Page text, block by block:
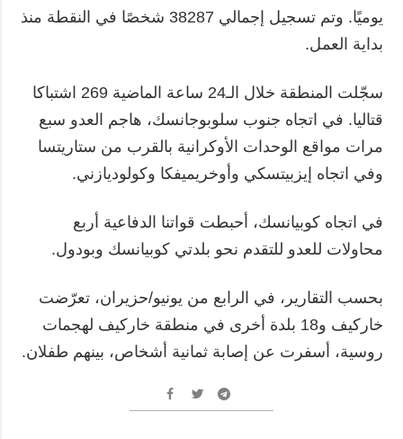
يوميًا. وتم تسجيل إجمالي 38287 شخصًا في النقطة منذ
بداية العمل.
سجّلت المنطقة خلال الـ24 ساعة الماضية 269 اشتباكا
قتاليا. في اتجاه جنوب سلوبوجانسك، هاجم العدو سبع
مرات مواقع الوحدات الأوكرانية بالقرب من ستاريتسا
وفي اتجاه إيزبيتسكي وأوخريميفكا وكولوديازني.
في اتجاه كوبيانسك، أحبطت قواتنا الدفاعية أربع
محاولات للعدو للتقدم نحو بلدتي كوبيانسك وبودول.
بحسب التقارير، في الرابع من يونيو/حزيران، تعرّضت
خاركيف و18 بلدة أخرى في منطقة خاركيف لهجمات
روسية، أسفرت عن إصابة ثمانية أشخاص، بينهم طفلان.